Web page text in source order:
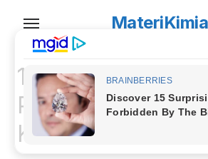
content
MateriKimia
15 Soal Sistem
Pencernaan
Kelas 8 dan